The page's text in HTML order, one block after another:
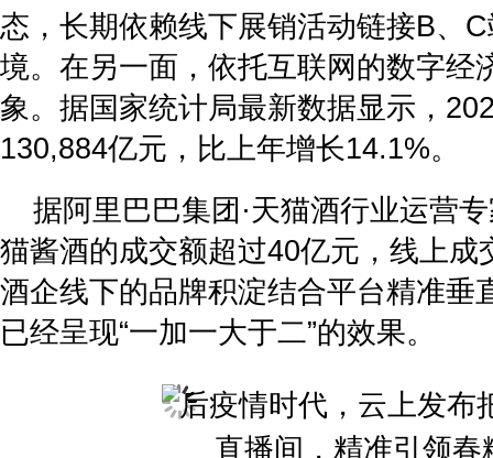
态，长期依赖线下展销活动链接B、
境。在另一面，依托互联网的数字经
象。据国家统计局最新数据显示，
130,884亿元，比上年增长14.1%。
据阿里巴巴集团·天猫酒行业运营
猫酱酒的成交额超过40亿元，线上成
酒企线下的品牌积淀结合平台精准垂
已经呈现“一加一大于二”的效果。